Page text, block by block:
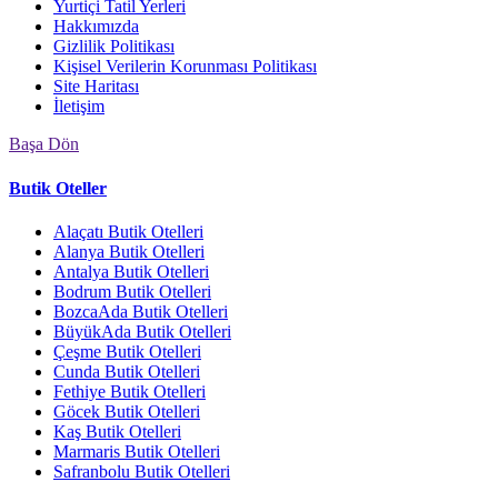
Yurtiçi Tatil Yerleri
Hakkımızda
Gizlilik Politikası
Kişisel Verilerin Korunması Politikası
Site Haritası
İletişim
Başa Dön
Butik Oteller
Alaçatı Butik Otelleri
Alanya Butik Otelleri
Antalya Butik Otelleri
Bodrum Butik Otelleri
BozcaAda Butik Otelleri
BüyükAda Butik Otelleri
Çeşme Butik Otelleri
Cunda Butik Otelleri
Fethiye Butik Otelleri
Göcek Butik Otelleri
Kaş Butik Otelleri
Marmaris Butik Otelleri
Safranbolu Butik Otelleri